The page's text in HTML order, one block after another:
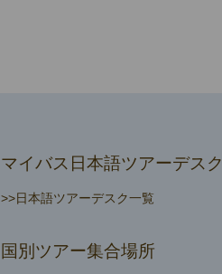
マイバス日本語ツアーデスク
>>日本語ツアーデスク一覧
国別ツアー集合場所